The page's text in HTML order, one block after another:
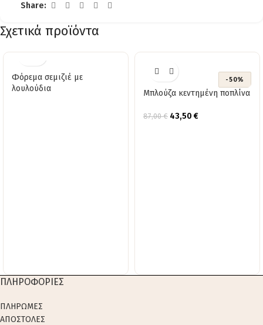
Share:
Σχετικά προϊόντα
Φόρεμα σεμιζιέ με
λουλούδια
-50%
Μπλούζα κεντημένη ποπλίνα
87,00€ 43,50 €
ΠΛΗΡΟΦΟΡΙΕΣ
ΠΛΗΡΩΜΕΣ
ΑΠΟΣΤΟΛΕΣ